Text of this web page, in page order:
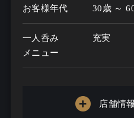
お客様年代 30歳 ～
一人呑み
メニュー
充実
一人呑み予算
店舗情